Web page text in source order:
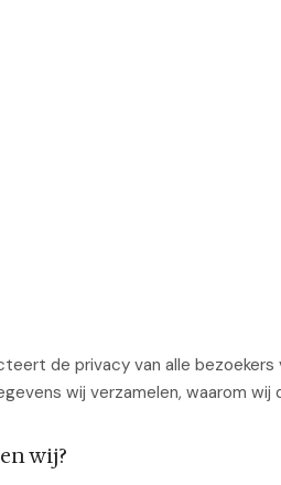
de privacy van alle
wij verzamelen, waarom wij
wij?